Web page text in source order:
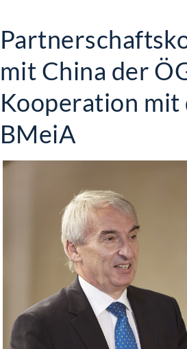
mit China der
Kooperation mit
BMeiA